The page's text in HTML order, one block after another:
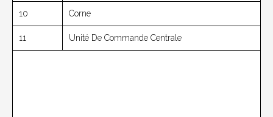
10 Corne
11 Unité De Commande Centrale